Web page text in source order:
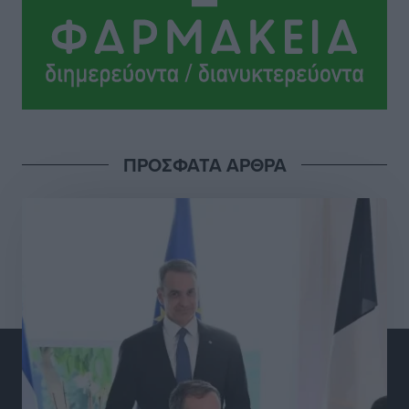
ευρώ σε κέρδη μοίρασε τον Ιούλιο
Αθλητικά• πριν 14 ώρες
Ολοκλήρωση του έργου αναβάθμισης των
Γ.Σ. Διαγόρας: Στα «κυανέρυθρα» ο Janni Pembe
Σύλληψη 21χρονου για ναρκωτικά στη Ρόδο
πριν 16 ώρες
Με 13,1% κάλυψη εργαζομένων από συλλογικές
συμβάσεις, η Ελλάδα στον “πάτο” της ΕΕ
Απόψεις πριν 16 ώρες
ΠΡΟΣΦΑΤΑ ΑΡΘΡΑ